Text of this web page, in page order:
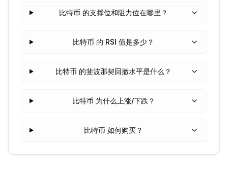
比特币 的支撑位和阻力位在哪里？
比特币 的 RSI 值是多少？
比特币 的斐波那契回撤水平是什么？
比特币 为什么上涨/下跌？
比特币 如何购买？